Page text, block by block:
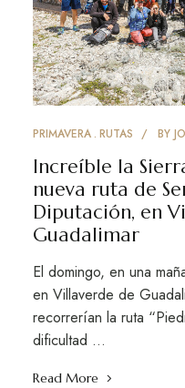
PRIMAVERA RUTAS BY
Increíble la
nueva ruta de
Diputación, en
Guadalimar
El domingo, en una
en Villaverde de
recorrerían la ruta
dificultad …
Read More